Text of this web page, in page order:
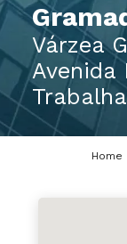
Várzea
Avenida
Home